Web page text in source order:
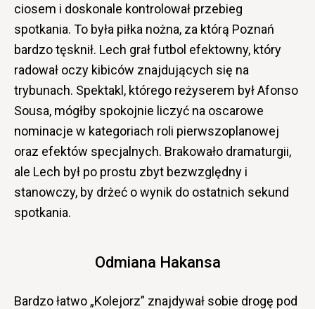
ciosem i doskonale kontrolował przebieg
spotkania. To była piłka nożna, za którą Poznań
bardzo tęsknił. Lech grał futbol efektowny, który
radował oczy kibiców znajdujących się na
trybunach. Spektakl, którego reżyserem był Afonso
Sousa, mógłby spokojnie liczyć na oscarowe
nominacje w kategoriach roli pierwszoplanowej
oraz efektów specjalnych. Brakowało dramaturgii,
ale Lech był po prostu zbyt bezwzględny i
stanowczy, by drżeć o wynik do ostatnich sekund
spotkania.
Odmiana Hakansa
Bardzo łatwo „Kolejorz” znajdywał sobie drogę pod